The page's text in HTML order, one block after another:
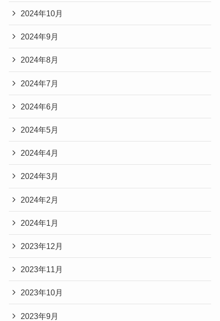
2024年10月
2024年9月
2024年8月
2024年7月
2024年6月
2024年5月
2024年4月
2024年3月
2024年2月
2024年1月
2023年12月
2023年11月
2023年10月
2023年9月